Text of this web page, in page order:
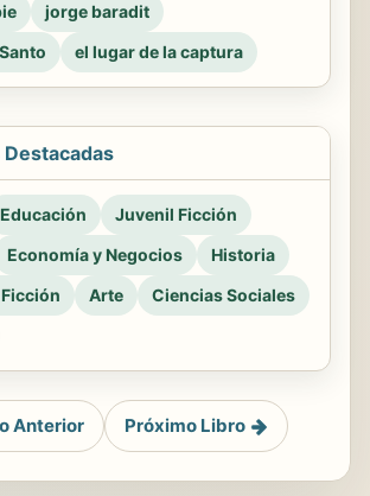
jorge baradit
el lugar de la captura
Educación
Juvenil Ficción
Economía y Negocios
Historia
Arte
Ciencias Sociales
Anterior Próximo Libro